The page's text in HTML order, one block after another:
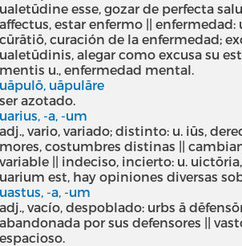
ualetūdine esse, gozar de perfecta
affectus, estar enfermo ||
cūrātiō, curación de la enfermedad;
ualetūdinis, alegar como excusa su
mentis u., enfermedad mental.
uāpulō, uāpulāre
ser azotado.
uarius, -a, -um
adj., vario, variado; distinto: u. iūs,
mores, costumbres distinas ||
variable || indeciso, incierto: u.
uarium est, hay opiniones diversas
uastus, -a, -um
adj., vacío, despoblado: urbs ā
abandonada por sus defensores ||
espacioso.